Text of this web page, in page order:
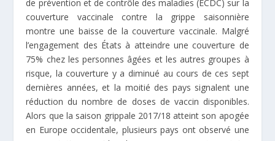
de prévention et de contrôle des maladies (ECDC) sur la
couverture vaccinale contre la grippe saisonnière
montre une baisse de la couverture vaccinale. Malgré
l’engagement des États à atteindre une couverture de
75% chez les personnes âgées et les autres groupes à
risque, la couverture y a diminué au cours de ces sept
dernières années, et la moitié des pays signalent une
réduction du nombre de doses de vaccin disponibles.
Alors que la saison grippale 2017/18 atteint son apogée
en Europe occidentale, plusieurs pays ont observé une